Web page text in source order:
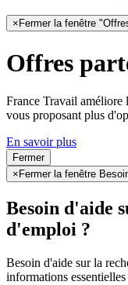
× Fermer la fenêtre
Offres
France Travail améliore
vous proposant plus
En savoir plus
Fermer
× Fermer la fenêtre
Besoin d'aide
d'emploi ?
Besoin d'aide sur la
informations